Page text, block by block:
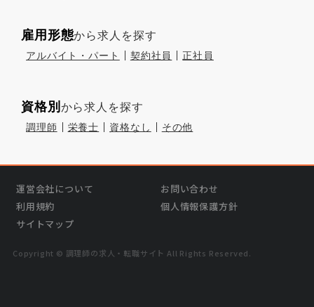
雇用形態から求人を探す
アルバイト・パート 契約社員 正社員
資格別 から求人を探す
調理師 栄養士 資格なし その他
運営会社について
お問い合わせ
利用規約
個人情報保護方針
サイトマップ
Copyright © 調理師の求⼈・転職サイト All Rights Reserved.